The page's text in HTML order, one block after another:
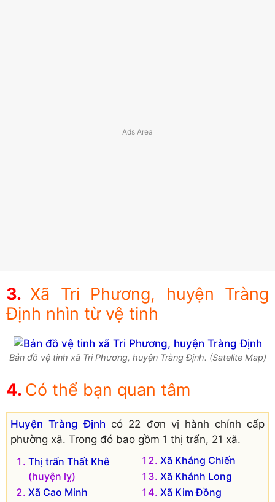
Xã Tri Phương, huyện Tràng
Định nhìn từ vệ tinh
Bản đồ vệ tinh xã Tri Phương, huyện Tràng Định. (Satelite Map)
Có thể bạn quan tâm
Huyện Tràng Định có 22 đơn vị hành chính cấp
phường xã. Trong đó bao gồm 1 thị trấn, 21 xã.
Thị trấn Thất Khê
(huyện lỵ)
Xã Cao Minh
Xã Kháng Chiến
Xã Khánh Long
Xã Kim Đồng